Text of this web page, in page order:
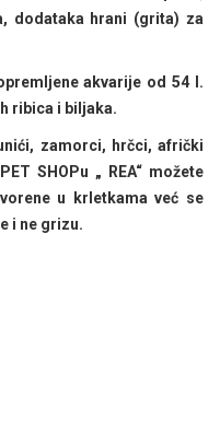
dodataka hrani (grita) za
akvarije od 54 l.
ribica i biljaka.
zamorci, hrčci, afrički
SHOPu „ REA“ možete
u krletkama već se
i ne grizu.